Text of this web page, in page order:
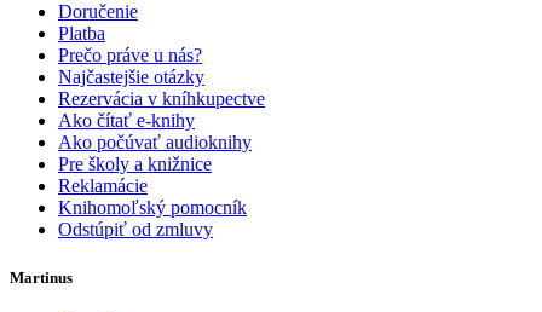
Doručenie
Platba
Prečo práve u nás?
Najčastejšie otázky
Rezervácia v kníhkupectve
Ako čítať e-knihy
Ako počúvať audioknihy
Pre školy a knižnice
Reklamácie
Knihomoľský pomocník
Odstúpiť od zmluvy
Martinus